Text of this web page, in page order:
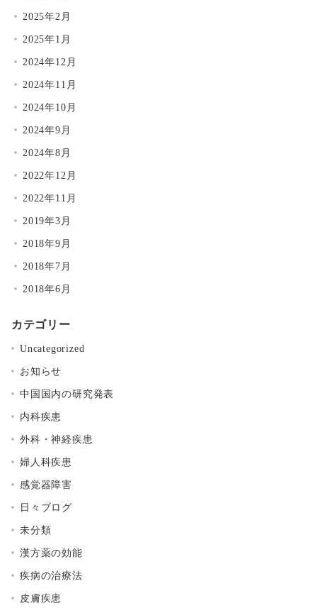
2025年2月
2025年1月
2024年12月
2024年11月
2024年10月
2024年9月
2024年8月
2022年12月
2022年11月
2019年3月
2018年9月
2018年7月
2018年6月
カテゴリー
Uncategorized
お知らせ
中国国内の研究発表
内科疾患
外科・神経疾患
婦人科疾患
感覚器障害
日々ブログ
未分類
漢方薬の効能
疾病の治療法
皮膚疾患